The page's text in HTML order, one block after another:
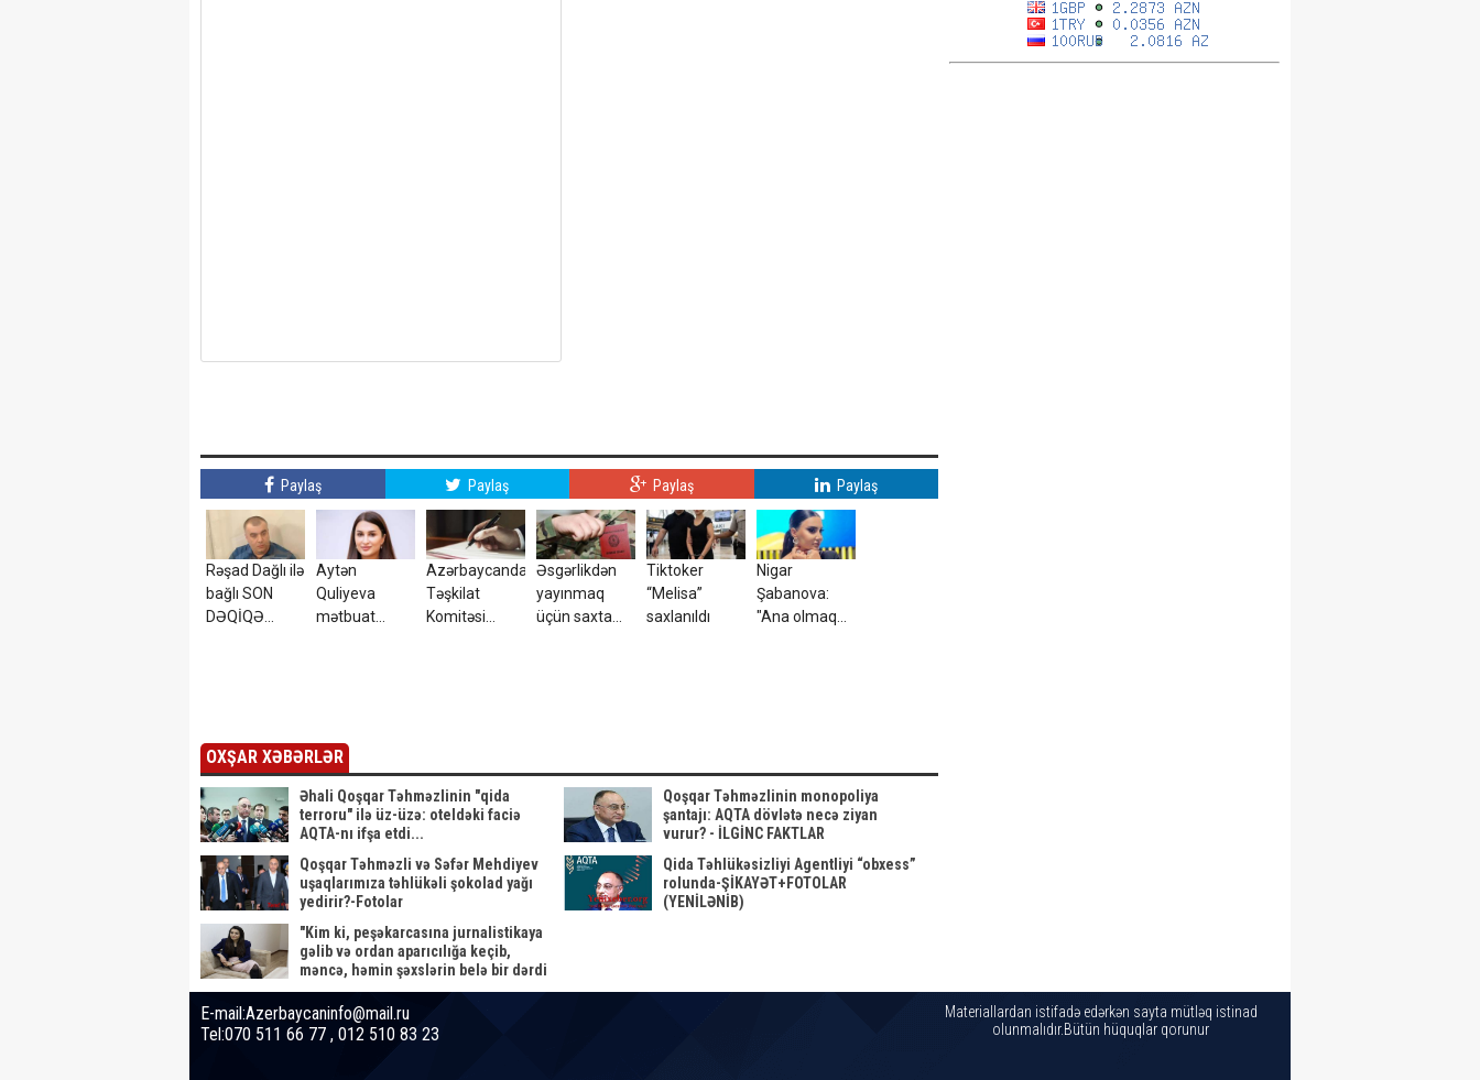
Paylaş Paylaş Paylaş Paylaş
Rəşad Dağlı ilə
bağlı SON
DƏQİQƏ
Aytən
Quliyeva
mətbuat
Azərbaycanda
Təşkilat
Komitəsi
Əsgərlikdən
yayınmaq
üçün saxta
Tiktoker
“Melisa”
saxlanıldı
Nigar
Şabanova:
"Ana olmaq
OXŞAR XƏBƏRLƏR
Əhali Qoşqar Təhməzlinin "qida
terroru" ilə üz-üzə: oteldəki faciə
AQTA-nı ifşa etdi...
Qoşqar Təhməzlinin monopoliya
şantajı: AQTA dövlətə necə ziyan
vurur? - İLGİNC FAKTLAR
Qoşqar Təhməzli və Səfər Mehdiyev
uşaqlarımıza təhlükəli şokolad yağı
yedirir?-Fotolar
Qida Təhlükəsizliyi Agentliyi “obxess”
rolunda-ŞİKAYƏT+FOTOLAR
(YENİLƏNİB)
"Kim ki, peşəkarcasına jurnalistikaya
gəlib və ordan aparıcılığa keçib,
məncə, həmin şəxslərin belə bir dərdi
yoxdur"-Cəlalə Nəzəroğlu.
E-mail:Azerbaycaninfo@mail.ru
Tel:070 511 66 77 , 012 510 83 23
Materiallardan istifadə edərkən sayta mütləq istinad
olunmalıdır.Bütün hüquqlar qorunur